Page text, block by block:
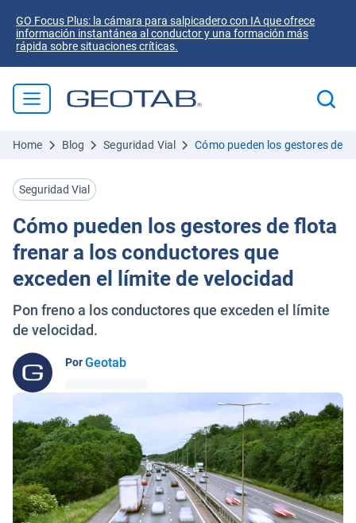
GO Focus Plus: la cámara para salpicadero con IA que ofrece
información instantánea al conductor y una formación más
rápida sobre situaciones críticas.
Home Blog Seguridad Vial Cómo pueden los gestores de
Seguridad Vial
Cómo pueden los gestores de flota
frenar a los conductores que
exceden el límite de velocidad
Pon freno a los conductores que exceden el límite
de velocidad.
PorGeotab